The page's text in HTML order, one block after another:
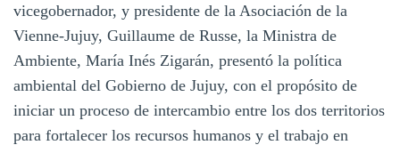
vicegobernador, y presidente de la Asociación de la
Vienne-Jujuy, Guillaume de Russe, la Ministra de
Ambiente, María Inés Zigarán, presentó la política
ambiental del Gobierno de Jujuy, con el propósito de
iniciar un proceso de intercambio entre los dos territorios
para fortalecer los recursos humanos y el trabajo en